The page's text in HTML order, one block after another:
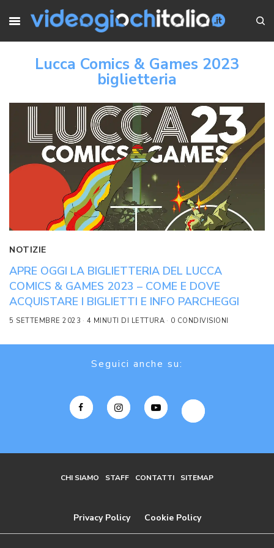
Lucca Comics & Games 2023
biglietteria
NOTIZIE
APRE OGGI LA BIGLIETTERIA DEL LUCCA
COMICS & GAMES 2023 – COME E DOVE
ACQUISTARE I BIGLIETTI E INFO PARCHEGGI
5 SETTEMBRE 2023 4 MINUTI DI LETTURA 0 CONDIVISIONI
Seguici anche su:
CHI SIAMO STAFF CONTATTI SITEMAP
Privacy Policy Cookie Policy